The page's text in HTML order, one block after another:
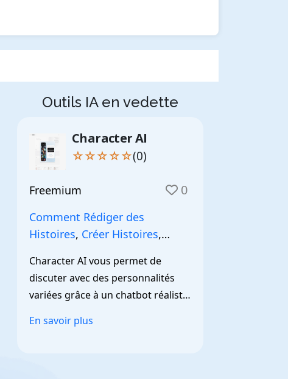
Outils IA en vedette
Character AI
☆☆☆☆☆(0)
Freemium 0
Comment Rédiger des
Histoires, Créer Histoires,
Character AI vous permet de
discuter avec des personnalités
variées grâce à un chatbot réaliste
En savoir plus